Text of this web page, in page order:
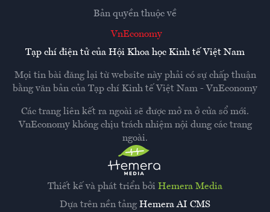
Thiết kế và phát triển bởi Hemera Media
Dựa trên nền tảng Hemera AI CMS
Bản quyền thuộc về
VnEconomy
Tạp chí điện tử của Hội Khoa học Kinh tế Việt Nam
Mọi tin bài đăng lại từ website này phải có sự chấp thuận
bằng văn bản của Tạp chí Kinh tế Việt Nam - VnEconomy
Các trang liên kết ra ngoài sẽ được mở ra ở cửa sổ mới.
VnEconomy không chịu trách nhiệm nội dung các trang
ngoài.